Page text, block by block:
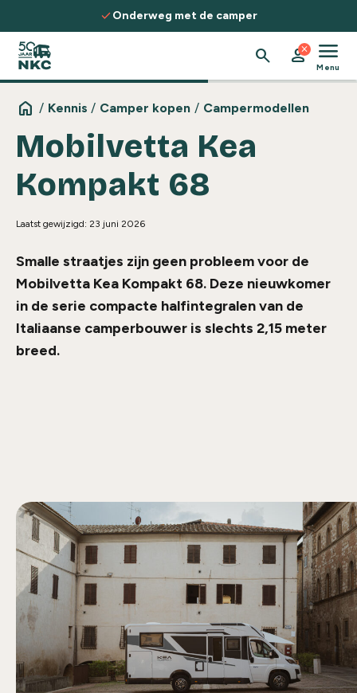
Spring naar de inhoud
Onderweg met de camper
search person
close menu
Menu
home / Kennis / Camper kopen / Campermodellen
Mobilvetta Kea
Kompakt 68
Laatst gewijzigd: 23 juni 2026
Smalle straatjes zijn geen probleem voor de
Mobilvetta Kea Kompakt 68. Deze nieuwkomer
in de serie compacte halfintegralen van de
Italiaanse camperbouwer is slechts 2,15 meter
breed.